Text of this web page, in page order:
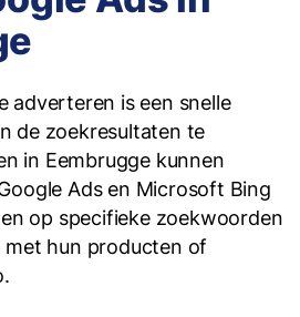
adverteren is een snelle
de zoekresultaten te
in Eembrugge kunnen
Ads en Microsoft Bing
op specifieke zoekwoorden
met hun producten of